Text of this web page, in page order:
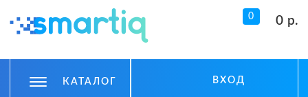
0 0 р.
КАТАЛОГ ВХОД